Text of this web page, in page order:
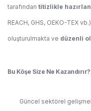
tarafından titizlikle
REACH, GHS, OEKO-TEX
oluşturulmakta ve düzenli
Bu Köşe Size Ne Kazandırır?
Güncel sektörel